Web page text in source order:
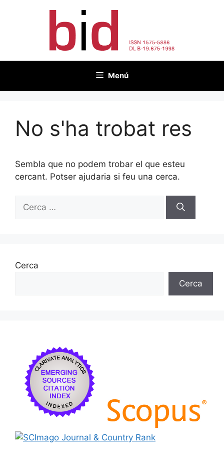
Menú
No s'ha trobat res
Sembla que no podem trobar el que esteu
cercant. Potser ajudaria si feu una cerca.
Cerca:
Cerca
Cerca